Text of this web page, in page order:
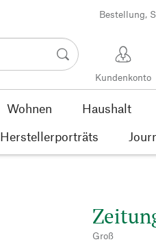
Bestellung,
Kundenkonto
Wohnen Haushalt
Herstellerporträts
Groß